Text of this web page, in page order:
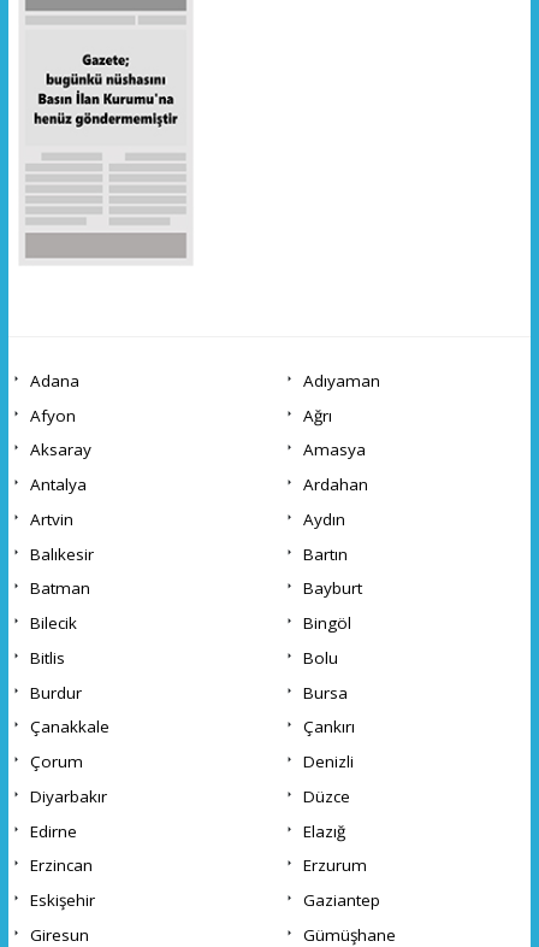
Adana
Adıyaman
Afyon
Ağrı
Aksaray
Amasya
Antalya
Ardahan
Artvin
Aydın
Balıkesir
Bartın
Batman
Bayburt
Bilecik
Bingöl
Bitlis
Bolu
Burdur
Bursa
Çanakkale
Çankırı
Çorum
Denizli
Diyarbakır
Düzce
Edirne
Elazığ
Erzincan
Erzurum
Eskişehir
Gaziantep
Giresun
Gümüşhane